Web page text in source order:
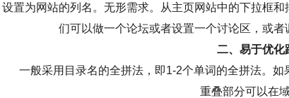
设置为网站的列名。无形需求。从主页网站中的下拉框
们可以做一个论坛或者设置一个讨论区，或者
二、易于优化
一般采用目录名的全拼法，即1-2个单词的全拼法。如
重叠部分可以在